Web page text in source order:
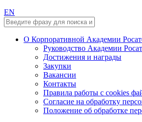
EN
О Корпоративной Академии
Руководство Академии
Достижения и награды
Закупки
Вакансии
Контакты
Правила работы с cookies
Согласие на обработку
Положение об обработке